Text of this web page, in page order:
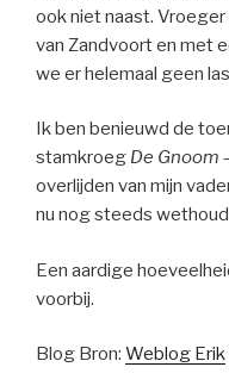
ook niet naast.
van Zandvoort en met
we er helemaal geen
Ik ben benieuwd de
stamkroeg De Gnoom
overlijden van mijn
nu nog steeds
Een aardige
voorbij.
Blog Bron: Weblog Erik